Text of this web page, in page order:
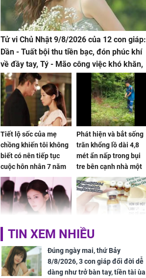
Tử vi Chủ Nhật 9/8/2026 của 12 con giáp:
Dần - Tuất bội thu tiền bạc, đón phúc khí
về đầy tay, Tý - Mão công việc khó khăn,
tiền bạc đội nón ra đi
Tiết lộ sốc của mẹ
chồng khiến tôi không
biết có nên tiếp tục
cuộc hôn nhân 7 năm
nữa hay không
Phát hiện và bắt sống
trăn khổng lồ dài 4,8
mét ẩn nấp trong bụi
tre bên cạnh nhà một
cụ bà
Triệu Lộ Tư muốn bứt
phá khỏi vùng an toàn
NÓNG: Bộ Y tế chưa
cấp phép cho sản
phẩm làm đẹp từ tế
bào gốc người
TIN XEM NHIỀU
Đúng ngày mai, thứ Bảy
8/8/2026, 3 con giáp đổi đời dễ
dàng như trở bàn tay, tiền tài ùa